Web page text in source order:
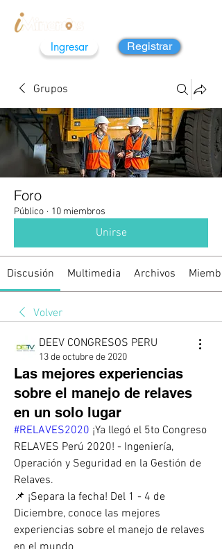
Ingresar Registrar
Grupos
Foro
Público · 10 miembros
Unirse
Discusión Multimedia Archivos
Volver
DEEV CONGRESOS PERU
13 de octubre de 2020
Las mejores experiencias
sobre el manejo de relaves
en un solo lugar
#RELAVES2020 ¡Ya llegó el 5to Congreso
RELAVES Perú 2020! - Ingeniería,
Operación y Seguridad en la Gestión de
Relaves.
📌 ¡Separa la fecha! Del 1 - 4 de
Diciembre, conoce las mejores
experiencias sobre el manejo de relaves